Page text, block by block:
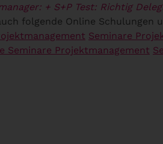
+ S+P Test: Richtig
folgende Online Schulungen
Seminare
Seminare Projektmanagement